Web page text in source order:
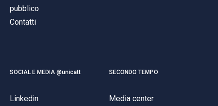
pubblico
Contatti
SOCIAL E MEDIA @unicatt
Linkedin
SECONDO TEMPO
Media center